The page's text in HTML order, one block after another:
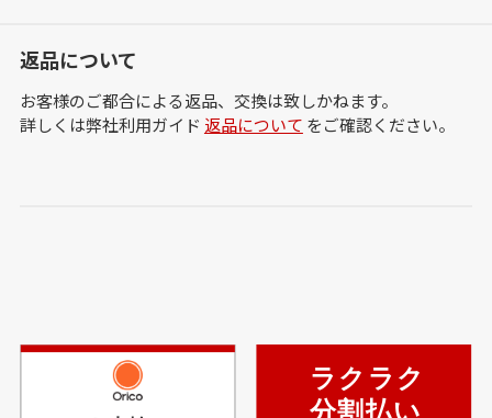
返品について
お客様のご都合による返品、交換は致しかねます。
詳しくは弊社利用ガイド 返品について をご確認ください。